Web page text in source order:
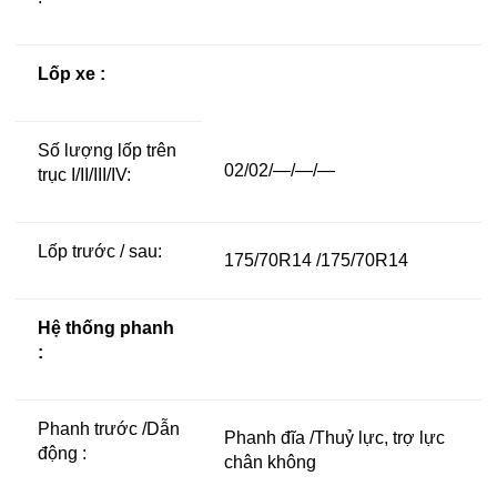
Lốp xe :
Số lượng lốp trên
trục I/II/III/IV:
02/02/—/—/—
Lốp trước / sau: 175/70R14 /175/70R14
Hệ thống phanh
:
Phanh trước /Dẫn
động :
Phanh đĩa /Thuỷ lực, trợ lực
chân không